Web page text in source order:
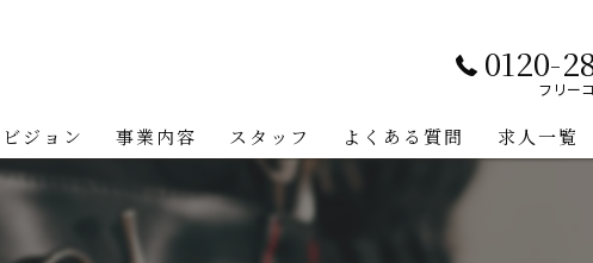
0120-
フリー
ビジョン 事業内容 スタッフ よくある質問 求人一覧